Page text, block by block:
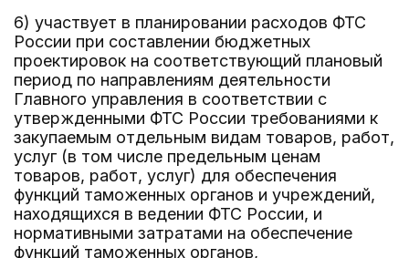
6) участвует в планировании расходов ФТС
России при составлении бюджетных
проектировок на соответствующий плановый
период по направлениям деятельности
Главного управления в соответствии с
утвержденными ФТС России требованиями к
закупаемым отдельным видам товаров, работ,
услуг (в том числе предельным ценам
товаров, работ, услуг) для обеспечения
функций таможенных органов и учреждений,
находящихся в ведении ФТС России, и
нормативными затратами на обеспечение
функций таможенных органов,